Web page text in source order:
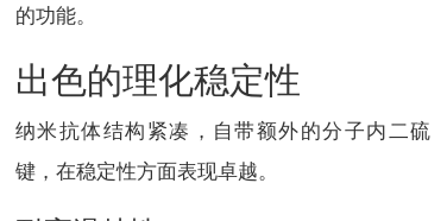
的功能。
出色的理化稳定性
纳米抗体结构紧凑，自带额外的分子内二硫
键，在稳定性方面表现卓越。